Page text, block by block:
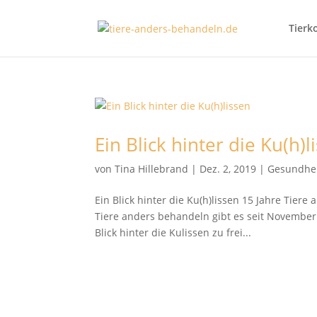
Ein Blick hinter die
vonTina Hillebrand | Dez. 2, 2019 |
Ein Blick hinter die Ku(h)lissen 15 Jahre
Tiere anders behandeln gibt es seit
Blick hinter die Kulissen zu frei...